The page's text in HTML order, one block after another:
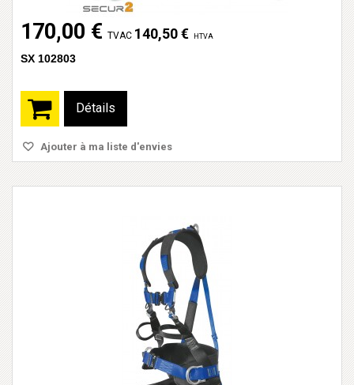
170,00 € TVAC 140,50 € HTVA
SX 102803
Détails
Ajouter à ma liste d'envies